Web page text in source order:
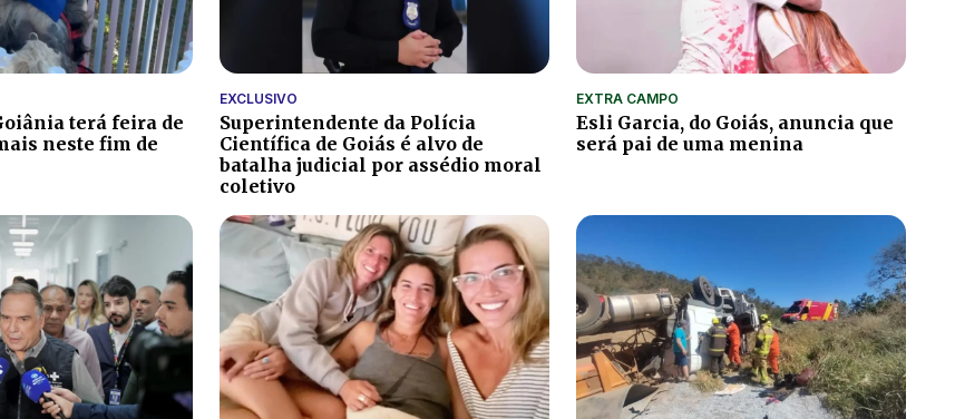
terá feira de
neste fim de
EXCLUSIVO
Superintendente da Polícia
Científica de Goiás é alvo de
batalha judicial por assédio moral
coletivo
EXTRA CAMPO
Esli Garcia, do Goiás, anuncia que
será pai de uma menina